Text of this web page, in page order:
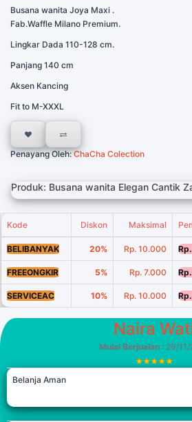
Busana wanita Joya Maxi .
Fab.Waffle Milano Premium.
Lingkar Dada 110-128 cm.
Panjang 140 cm
Aksen Kancing
Fit to M-XXXL
Penayang Oleh:ChaCha Colection
Produk: Busana wanita Elegan Cantik
Kode Diskon Maksimal
BELIBANYAK 20% Rp. 10.000
FREEONGKIR 5% Rp. 7.000
SERVICEAC 10% Rp. 10.000
Naira
Mulai Berjualan: 29/11/
Belanja Aman